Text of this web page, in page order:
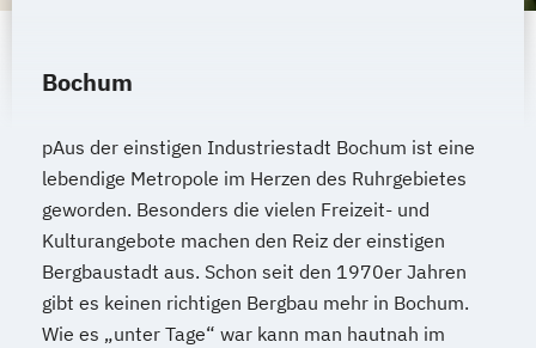
Bochum
pAus der einstigen Industriestadt Bochum ist eine
lebendige Metropole im Herzen des Ruhrgebietes
geworden. Besonders die vielen Freizeit- und
Kulturangebote machen den Reiz der einstigen
Bergbaustadt aus. Schon seit den 1970er Jahren
gibt es keinen richtigen Bergbau mehr in Bochum.
Wie es „unter Tage“ war kann man hautnah im